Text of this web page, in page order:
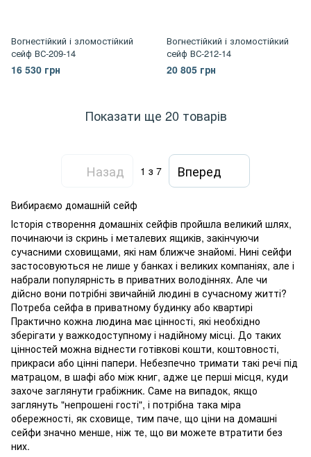
Вогнестійкий і зломостійкий
сейф ВС-209-14
16 530 грн
Вогнестійкий і зломостійкий
сейф ВС-212-14
20 805 грн
Показати ще 20 товарів
Назад 1 з 7 Вперед
Вибираємо домашній сейф
Історія створення домашніх сейфів пройшла великий шлях,
починаючи із скринь і металевих ящиків, закінчуючи
сучасними сховищами, які нам ближче знайомі. Нині сейфи
застосовуються не лише у банках і великих компаніях, але і
набрали популярність в приватних володіннях. Але чи
дійсно вони потрібні звичайній людині в сучасному житті?
Потреба сейфа в приватному будинку або квартирі
Практично кожна людина має цінності, які необхідно
зберігати у важкодоступному і надійному місці. До таких
цінностей можна віднести готівкові кошти, коштовності,
прикраси або цінні папери. Небезпечно тримати такі речі під
матрацом, в шафі або між книг, адже це перші місця, куди
захоче заглянути грабіжник. Саме на випадок, якщо
заглянуть "непрошені гості", і потрібна така міра
обережності, як сховище, тим паче, що ціни на домашні
сейфи значно менше, ніж те, що ви можете втратити без
них.